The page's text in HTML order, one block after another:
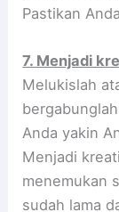
Pastikan
7. Menjadi
Melukislah
Anda yakin
Menjadi
menemukan
sudah lama